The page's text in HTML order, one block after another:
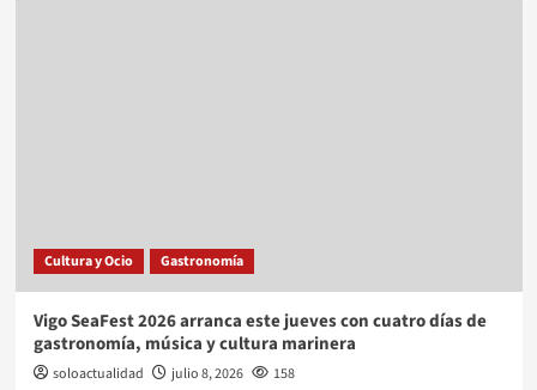
Cultura y Ocio Gastronomía
Vigo SeaFest 2026 arranca este jueves con cuatro días de
gastronomía, música y cultura marinera
soloactualidad julio 8, 2026 158